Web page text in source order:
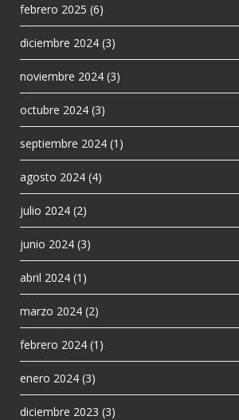
febrero 2025 (6)
diciembre 2024 (3)
noviembre 2024 (3)
octubre 2024 (3)
septiembre 2024 (1)
agosto 2024 (4)
julio 2024 (2)
junio 2024 (3)
abril 2024 (1)
marzo 2024 (2)
febrero 2024 (1)
enero 2024 (3)
diciembre 2023 (3)